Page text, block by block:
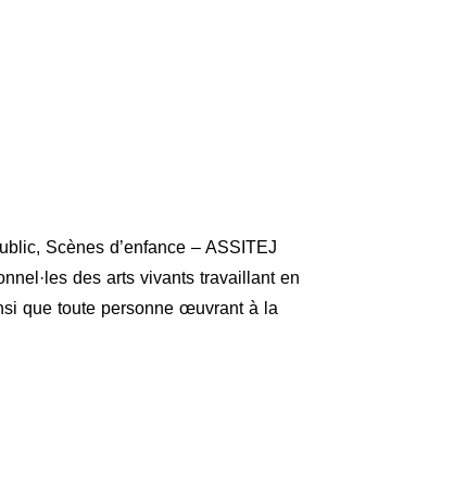
Scènes d’enfance – ASSITEJ
des arts vivants travaillant en
que toute personne œuvrant à la